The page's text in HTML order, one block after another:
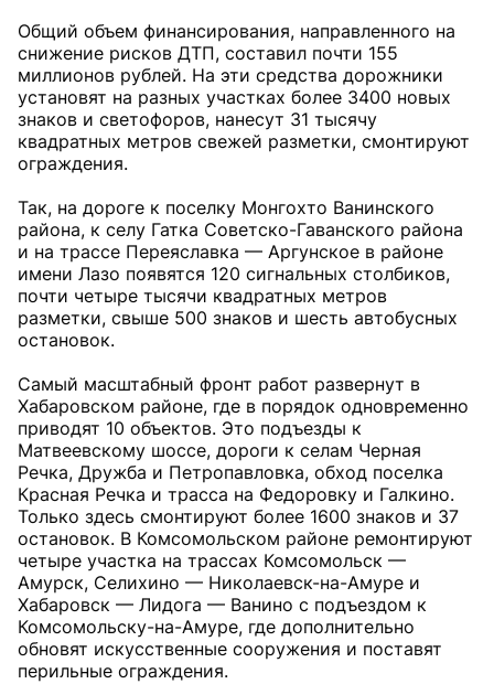
Общий объем финансирования, направленного на
снижение рисков ДТП, составил почти 155
миллионов рублей. На эти средства дорожники
установят на разных участках более 3400 новых
знаков и светофоров, нанесут 31 тысячу
квадратных метров свежей разметки, смонтируют
ограждения.
Так, на дороге к поселку Монгохто Ванинского
района, к селу Гатка Советско-Гаванского района
и на трассе Переяславка — Аргунское в районе
имени Лазо появятся 120 сигнальных столбиков,
почти четыре тысячи квадратных метров
разметки, свыше 500 знаков и шесть автобусных
остановок.
Самый масштабный фронт работ развернут в
Хабаровском районе, где в порядок одновременно
приводят 10 объектов. Это подъезды к
Матвеевскому шоссе, дороги к селам Черная
Речка, Дружба и Петропавловка, обход поселка
Красная Речка и трасса на Федоровку и Галкино.
Только здесь смонтируют более 1600 знаков и 37
остановок. В Комсомольском районе ремонтируют
четыре участка на трассах Комсомольск —
Амурск, Селихино — Николаевск-на-Амуре и
Хабаровск — Лидога — Ванино с подъездом к
Комсомольску-на-Амуре, где дополнительно
обновят искусственные сооружения и поставят
перильные ограждения.